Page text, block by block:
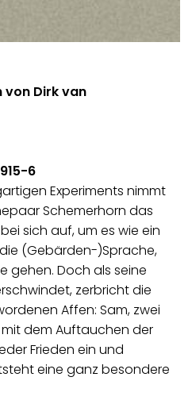
von Dirk van
6
Experiments nimmt
Schemerhorn das
sich auf, um es wie ein
die (Gebärden-)Sprache,
gehen. Doch als seine
zerbricht die
Affen: Sam, zwei
dem Auftauchen der
Frieden ein und
eine ganz besondere